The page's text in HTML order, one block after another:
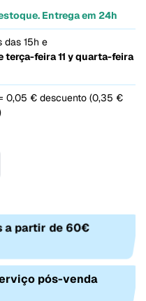
Entrega em 24h
das 15h e
terça-feira 11 y quarta-feira
0,05 € descuento (0,35 €
a partir de 60€
pós-venda